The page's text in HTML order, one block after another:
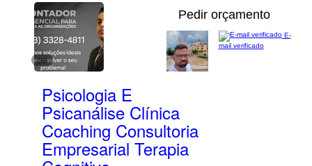
1/8
Pedir orçamento
Psicologia E
Psicanálise Clínica
Coaching Consultoria
Empresarial Terapia
E-
mail verificado